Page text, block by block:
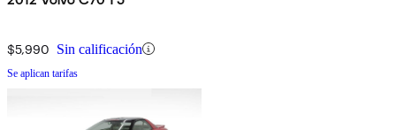
$5,990 Sin calificación
Se aplican tarifas